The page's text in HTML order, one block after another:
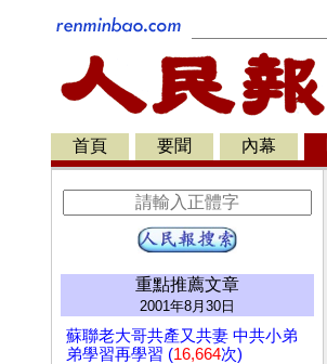
首頁 要聞 內幕
重點推薦文章
2001年8月30日
蘇聯老大哥共產又共妻 中共小弟
弟學習再學習 (16,664次)